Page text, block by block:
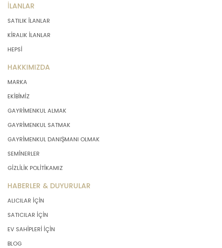
İLANLAR
SATILIK İLANLAR
KİRALIK İLANLAR
HEPSİ
HAKKIMIZDA
MARKA
EKİBİMİZ
GAYRİMENKUL ALMAK
GAYRİMENKUL SATMAK
GAYRİMENKUL DANIŞMANI OLMAK
SEMİNERLER
GİZLİLİK POLİTİKAMIZ
HABERLER & DUYURULAR
ALICILAR İÇİN
SATICILAR İÇİN
EV SAHİPLERİ İÇİN
BLOG